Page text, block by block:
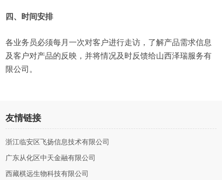
四、时间安排
各业务员必须每月一次对客户进行走访，了解产品需求信息
及客户对产品的反映，并将情况及时反馈给山西泽瑞服务有
限公司。
友情链接
浙江临安区飞扬信息技术有限公司
广东从化区中天金融有限公司
西藏棋远生物科技有限公司